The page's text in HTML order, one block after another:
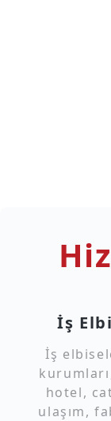
İş
İş
hotel,
ulaşım,